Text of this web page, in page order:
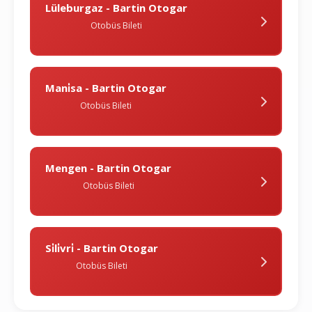
Lüleburgaz - Bartin Otogar
Otobüs Bileti
Mani̇sa - Bartin Otogar
Otobüs Bileti
Mengen - Bartin Otogar
Otobüs Bileti
Si̇li̇vri̇ - Bartin Otogar
Otobüs Bileti